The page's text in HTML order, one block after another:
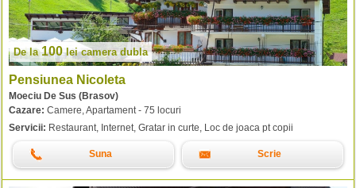
De la100leicamera dubla
Pensiunea Nicoleta
Moeciu De Sus (Brasov)
Cazare: Camere, Apartament - 75 locuri
Servicii: Restaurant, Internet, Gratar in curte, Loc de joaca pt copii
Suna Scrie